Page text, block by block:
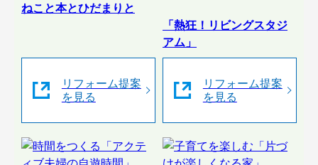
ねこと本とひだまりと
リフォーム提案
を見る
「熱狂！リビングスタジ
アム」
リフォーム提案
を見る